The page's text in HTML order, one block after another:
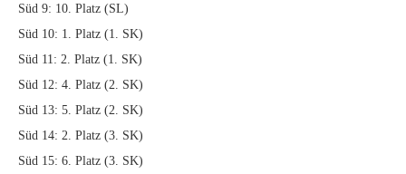
Süd 9: 10. Platz (SL)
Süd 10: 1. Platz (1. SK)
Süd 11: 2. Platz (1. SK)
Süd 12: 4. Platz (2. SK)
Süd 13: 5. Platz (2. SK)
Süd 14: 2. Platz (3. SK)
Süd 15: 6. Platz (3. SK)